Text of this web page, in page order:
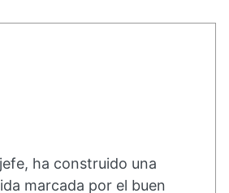
ha construido una
marcada por el buen